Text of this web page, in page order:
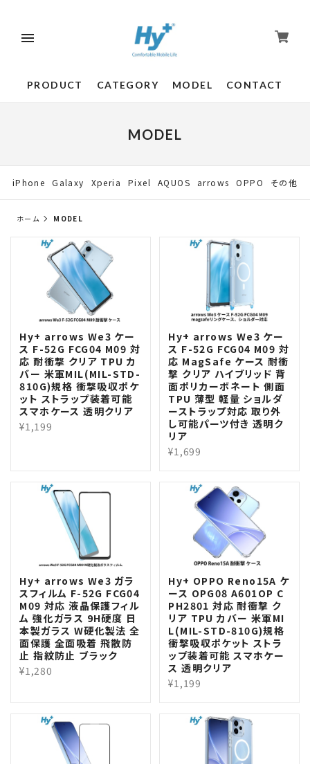
PRODUCT CATEGORY MODEL CONTACT
MODEL
iPhone Galaxy Xperia Pixel AQUOS arrows OPPO その他
ホーム MODEL
Hy+ arrows We3 ケー
ス F-52G FCG04 M09 対
応 耐衝撃 クリア TPU カ
バー 米軍MIL(MIL-STD-
810G)規格 衝撃吸収ポケ
ット ストラップ装着可能
スマホケース 透明クリア
¥1,199
Hy+ arrows We3 ケー
ス F-52G FCG04 M09 対
応 MagSafe ケース 耐衝
撃 クリア ハイブリッド 背
面ポリカーボネート 側面
TPU 薄型 軽量 ショルダ
ーストラップ対応 取り外
し可能パーツ付き 透明ク
リア
¥1,699
Hy+ arrows We3 ガラ
スフィルム F-52G FCG04
M09 対応 液晶保護フィル
ム 強化ガラス 9H硬度 日
本製ガラス W硬化製法 全
面保護 全面吸着 飛散防
止 指紋防止 ブラック
¥1,280
Hy+ OPPO Reno15A ケ
ース OPG08 A601OP C
PH2801 対応 耐衝撃 ク
リア TPU カバー 米軍MI
L(MIL-STD-810G)規格
衝撃吸収ポケット ストラ
ップ装着可能 スマホケー
ス 透明クリア
¥1,199